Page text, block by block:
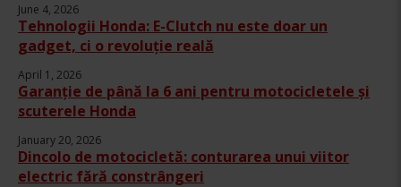
June 4, 2026
Tehnologii Honda: E-Clutch nu este doar un
gadget, ci o revoluție reală
April 1, 2026
Garanție de până la 6 ani pentru motocicletele și
scuterele Honda
January 20, 2026
Dincolo de motocicletă: conturarea unui viitor
electric fără constrângeri